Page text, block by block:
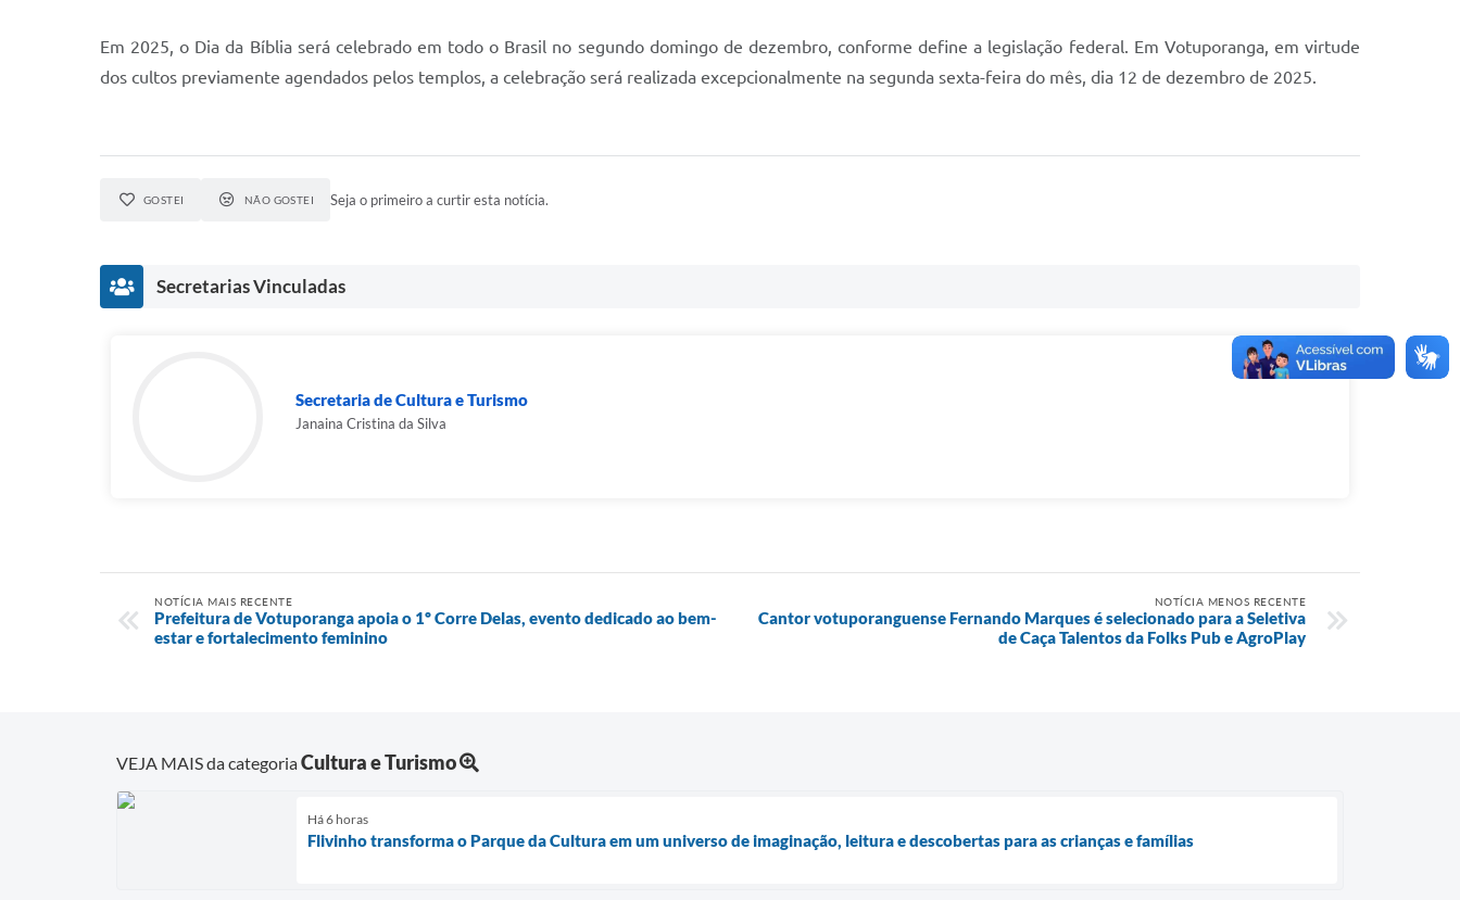
Em 2025, o Dia da Bíblia será celebrado em todo o Brasil no segundo domingo de dezembro, conforme define a legislação federal. Em Votuporanga, em virtude
dos cultos previamente agendados pelos templos, a celebração será realizada excepcionalmente na segunda sexta-feira do mês, dia 12 de dezembro de 2025.
GOSTEI NÃO GOSTEI Seja o primeiro a curtir esta notícia.
Secretarias Vinculadas
Secretaria de Cultura e Turismo
Janaina Cristina da Silva
NOTÍCIA MAIS RECENTE
Prefeitura de Votuporanga apoia o 1º Corre Delas, evento dedicado ao bem-
estar e fortalecimento feminino
NOTÍCIA MENOS RECENTE
Cantor votuporanguense Fernando Marques é selecionado para a Seletiva
de Caça Talentos da Folks Pub e AgroPlay
VEJA MAIS da categoriaCultura e Turismo
Há 6 horas
Flivinho transforma o Parque da Cultura em um universo de imaginação, leitura e descobertas para as crianças e famílias